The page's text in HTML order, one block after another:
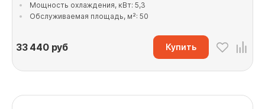
Мощность охлаждения, кВт: 5,3
Обслуживаемая площадь, м²: 50
33 440руб Купить